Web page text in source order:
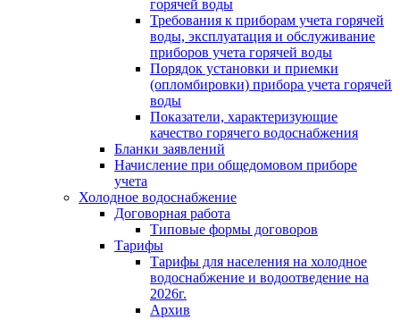
горячей воды
Требования к приборам учета горячей
воды, эксплуатация и обслуживание
приборов учета горячей воды
Порядок установки и приемки
(опломбировки) прибора учета горячей
воды
Показатели, характеризующие
качество горячего водоснабжения
Бланки заявлений
Начисление при общедомовом приборе
учета
Холодное водоснабжение
Договорная работа
Типовые формы договоров
Тарифы
Тарифы для населения на холодное
водоснабжение и водоотведение на
2026г.
Архив